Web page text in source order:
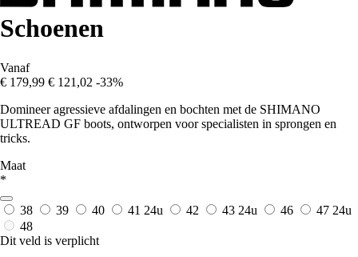
Schoenen
Vanaf
€ 179,99 € 121,02 -33%
Domineer agressieve afdalingen en bochten met de SHIMANO
ULTREAD GF boots, ontworpen voor specialisten in sprongen en
tricks.
Maat
*
38 39 40 41 24u 42 43 24u 46 47 24u
48
Dit veld is verplicht